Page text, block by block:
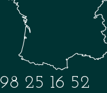
25 16 52